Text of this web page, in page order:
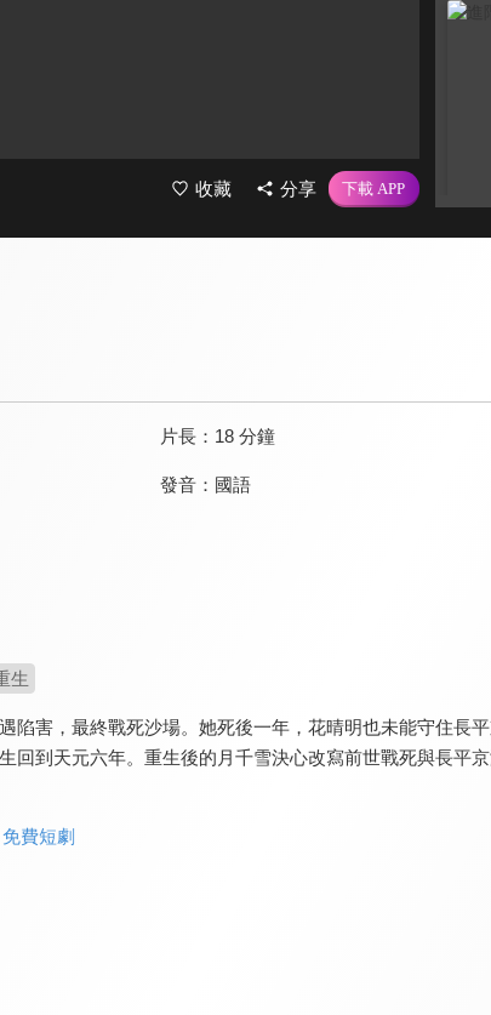
收藏 分享
片長： 18 分鐘
發音： 國語
生
陷害，最終戰死沙場。她死後一年，花晴明也未能守住長
回到天元六年。重生後的月千雪決心改寫前世戰死與長平
費短劇